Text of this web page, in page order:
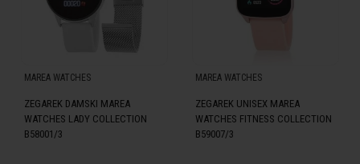
MAREA WATCHES
ZEGAREK DAMSKI MAREA
WATCHES LADY COLLECTION
B58001/3
MAREA WATCHES
ZEGAREK UNISEX MAREA
WATCHES FITNESS COLLECTION
B59007/3